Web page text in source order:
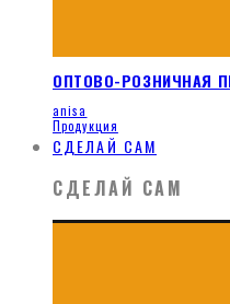
ОПТОВО-РОЗНИЧНАЯ
anisa
Продукция
СДЕЛАЙ САМ
СДЕЛАЙ САМ